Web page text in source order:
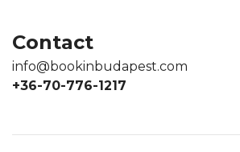
Contact
info@bookinbudapest.com
+36-70-776-1217